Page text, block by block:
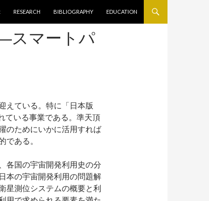
RESEARCH BIBLIOGRAPHY EDUCATION
スマートパ
えている。特に「日本版
ている事業である。準天頂
のためにいかに活用すれば
である。
各国の宇宙開発利用史の分
本の宇宙開発利用の問題解
星測位システムの概要と利